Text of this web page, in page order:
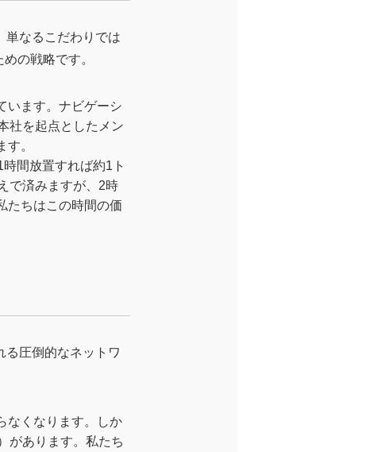
単なるこだわりでは
の戦略です。
います。ナビゲーシ
社を起点としたメン
。
間放置すれば約1ト
で済みますが、2時
たちはこの時間の価
る圧倒的なネットワ
なくなります。しか
があります。私たち